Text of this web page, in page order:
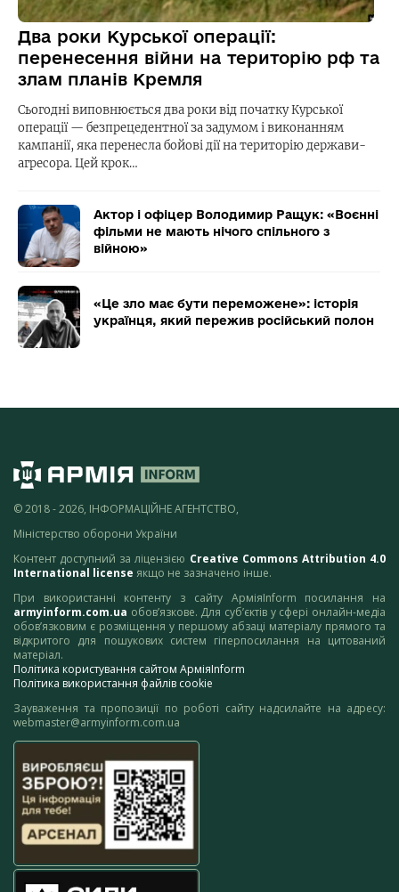
Два роки Курської операції:
перенесення війни на територію рф та
злам планів Кремля
Сьогодні виповнюється два роки від початку Курської
операції — безпрецедентної за задумом і виконанням
кампанії, яка перенесла бойові дії на територію держави-
агресора. Цей крок…
Актор і офіцер Володимир Ращук: «Воєнні
фільми не мають нічого спільного з
війною»
«Це зло має бути переможене»: історія
українця, який пережив російський полон
© 2018 - 2026, ІНФОРМАЦІЙНЕ АГЕНТСТВО,
Міністерство оборони України
Контент доступний за ліцензією Creative Commons Attribution 4.0
International license якщо не зазначено інше.
При використанні контенту з сайту АрміяInform посилання на
armyinform.com.ua обов’язкове. Для суб’єктів у сфері онлайн-медіа
обов’язковим є розміщення у першому абзаці матеріалу прямого та
відкритого для пошукових систем гіперпосилання на цитований
матеріал.
Політика користування сайтом АрміяInform
Політика використання файлів cookie
Зауваження та пропозиції по роботі сайту надсилайте на адресу:
webmaster@armyinform.com.ua